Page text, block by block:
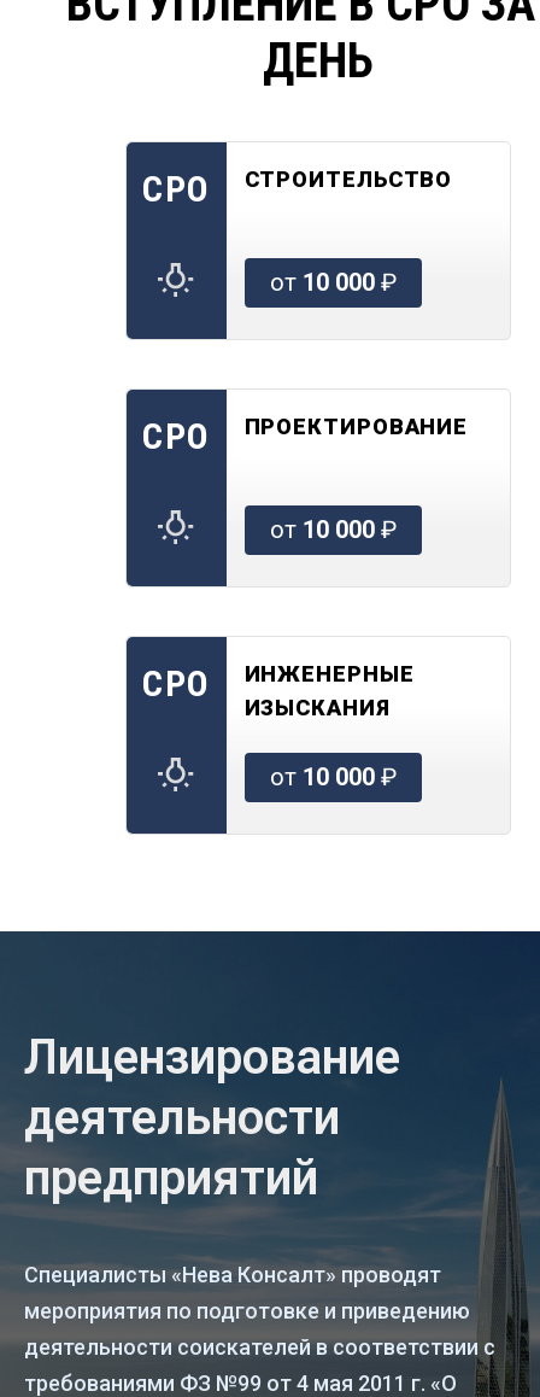
ДЕНЬ
СРО СТРОИТЕЛЬСТВО
от 10 000₽
СРО ПРОЕКТИРОВАНИЕ
от 10 000₽
СРО
ИНЖЕНЕРНЫЕ
ИЗЫСКАНИЯ
от 10 000₽
Лицензирование
деятельности
предприятий
Специалисты «Нева Консалт» проводят
мероприятия по подготовке и приведению
деятельности соискателей в соответствии с
требованиями ФЗ №99 от 4 мая 2011 г. «О